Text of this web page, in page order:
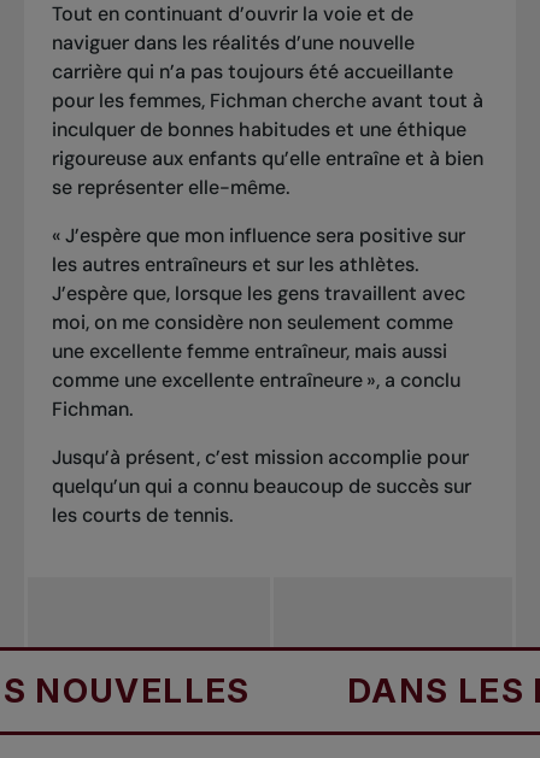
Tout en continuant d’ouvrir la voie et de
naviguer dans les réalités d’une nouvelle
carrière qui n’a pas toujours été accueillante
pour les femmes, Fichman cherche avant tout à
inculquer de bonnes habitudes et une éthique
rigoureuse aux enfants qu’elle entraîne et à bien
se représenter elle-même.
« J’espère que mon influence sera positive sur
les autres entraîneurs et sur les athlètes.
J’espère que, lorsque les gens travaillent avec
moi, on me considère non seulement comme
une excellente femme entraîneur, mais aussi
comme une excellente entraîneure », a conclu
Fichman.
Jusqu’à présent, c’est mission accomplie pour
quelqu’un qui a connu beaucoup de succès sur
les courts de tennis.
DANS LES